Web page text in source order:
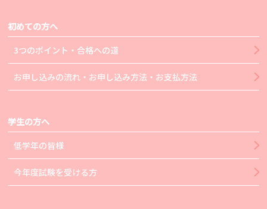
初めての方へ
3つのポイント・合格への道
お申し込みの流れ・お申し込み方法・お支払方法
学生の方へ
低学年の皆様
今年度試験を受ける方